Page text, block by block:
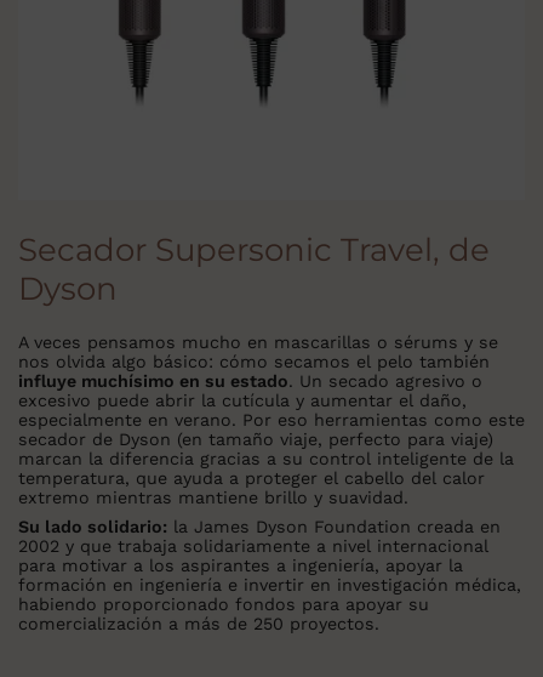
Secador Supersonic Travel, de
Dyson
A veces pensamos mucho en mascarillas o sérums y se
nos olvida algo básico: cómo secamos el pelo también
influye muchísimo en su estado. Un secado agresivo o
excesivo puede abrir la cutícula y aumentar el daño,
especialmente en verano. Por eso herramientas como este
secador de Dyson (en tamaño viaje, perfecto para viaje)
marcan la diferencia gracias a su control inteligente de la
temperatura, que ayuda a proteger el cabello del calor
extremo mientras mantiene brillo y suavidad.
Su lado solidario: la James Dyson Foundation creada en
2002 y que trabaja solidariamente a nivel internacional
para motivar a los aspirantes a ingeniería, apoyar la
formación en ingeniería e invertir en investigación médica,
habiendo proporcionado fondos para apoyar su
comercialización a más de 250 proyectos.